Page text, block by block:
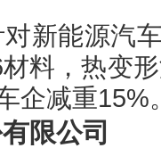
新能源汽
材料，热变
企减重15%
限公司